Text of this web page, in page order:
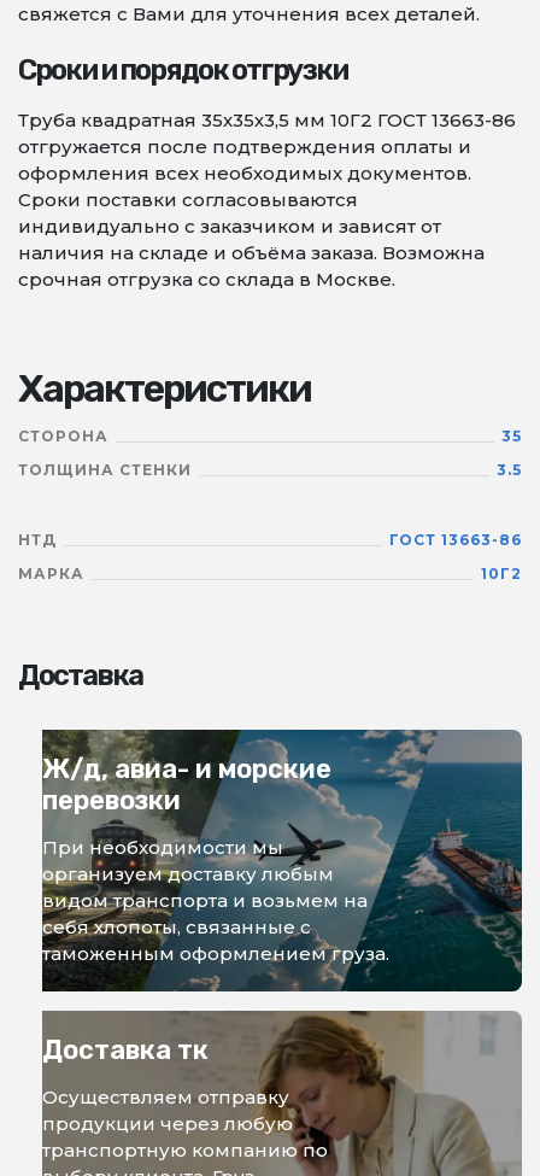
свяжется с Вами для уточнения всех деталей.
Сроки и порядок отгрузки
Труба квадратная 35х35х3,5 мм 10Г2 ГОСТ 13663-86
отгружается после подтверждения оплаты и
оформления всех необходимых документов.
Сроки поставки согласовываются
индивидуально с заказчиком и зависят от
наличия на складе и объёма заказа. Возможна
срочная отгрузка со склада в Москве.
Характеристики
СТОРОНА
35
ТОЛЩИНА СТЕНКИ
3.5
НТД
ГОСТ 13663-86
МАРКА
10Г2
Доставка
Ж/д, авиа- и морские
перевозки
При необходимости мы
организуем доставку любым
видом транспорта и возьмем на
себя хлопоты, связанные с
таможенным оформлением груза.
Доставка тк
Осуществляем отправку
продукции через любую
транспортную компанию по